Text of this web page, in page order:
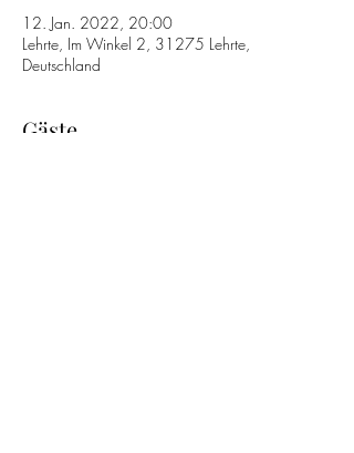
12. Jan. 2022, 20:00
Lehrte, Im Winkel 2, 31275 Lehrte,
Deutschland
Gäste